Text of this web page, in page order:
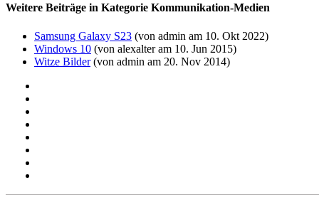
Weitere Beiträge in Kategorie Kommunikation-Medien
Samsung Galaxy S23 (von admin am 10. Okt 2022)
Windows 10 (von alexalter am 10. Jun 2015)
Witze Bilder(von admin am 20. Nov 2014)